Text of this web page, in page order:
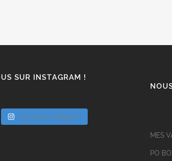
SUR INSTAGRAM !
Suivre sur Instagram
MES
PO